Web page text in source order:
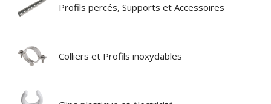
Profils percés, Supports et Accessoires
Colliers et Profils inoxydables